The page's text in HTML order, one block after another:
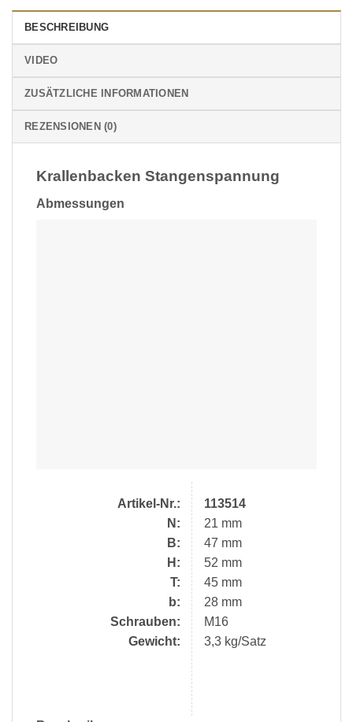
BESCHREIBUNG
VIDEO
ZUSÄTZLICHE INFORMATIONEN
REZENSIONEN (0)
Krallenbacken Stangenspannung
Abmessungen
Artikel-Nr.:
N:
B:
H:
T:
b:
Schrauben:
Gewicht:
113514
21 mm
47 mm
52 mm
45 mm
28 mm
M16
3,3 kg/Satz